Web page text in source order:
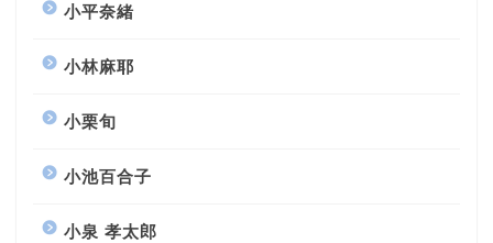
小平奈緒
小林麻耶
小栗旬
小池百合子
小泉 孝太郎